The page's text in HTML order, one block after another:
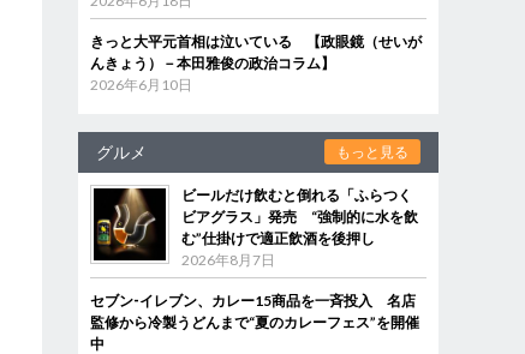
きっと大平元首相は泣いている 【政眼鏡（せいが
んきょう）－本田雅俊の政治コラム】
2026年6月10日
グルメ もっと見る
ビールだけ飲むと倒れる「ふらつく
ビアグラス」発売 “強制的に水を飲
む”仕掛けで適正飲酒を後押し
2026年8月7日
セブン‐イレブン、カレー15商品を一斉投入 名店
監修から冷製うどんまで“夏のカレーフェス”を開催
中